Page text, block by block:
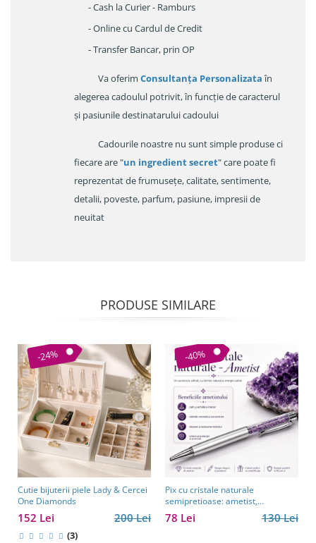
- Cash la Curier - Ramburs
- Online cu Cardul de Credit
- Transfer Bancar, prin OP
Va oferim Consultanța Personalizataîn
alegerea cadoulul potrivit, în funcție de caracterul
și pasiunile destinatarului cadoului
Cadourile noastre nu sunt simple produse ci
fiecare are "un ingredient secret" care poate fi
reprezentat de frumusețe, calitate, sentimente,
detalii, poveste, parfum, pasiune, impresii de
neuitat
PRODUSE SIMILARE
-24%
Cutie bijuterii piele Lady & Cercei
One Diamonds
200 Lei
152 Lei
(3)
-40%
Pix cu cristale naturale
semipretioase: ametist,
aventurin, lapis lazuli, ochi de
tigru, citrin și cuarț roz
130 Lei
78 Lei